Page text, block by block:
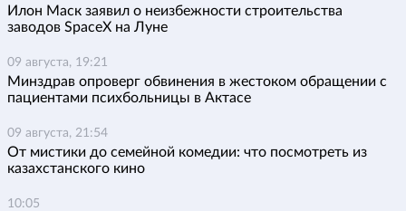
Илон Маск заявил о неизбежности строительства
заводов SpaceX на Луне
09 августа, 19:21
Минздрав опроверг обвинения в жестоком обращении с
пациентами психбольницы в Актасе
09 августа, 21:54
От мистики до семейной комедии: что посмотреть из
казахстанского кино
10:05